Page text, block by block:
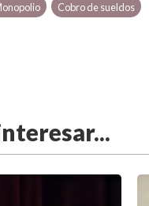
Cobro de sueldos